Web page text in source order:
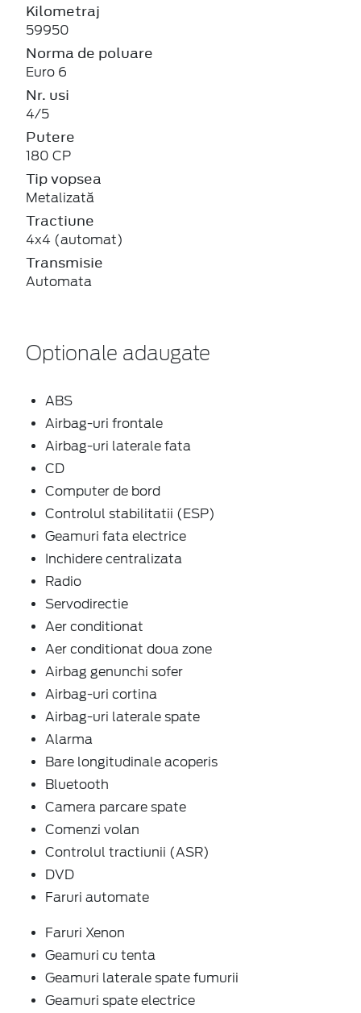
Kilometraj
59950
Norma de poluare
Euro 6
Nr. usi
4/5
Putere
180 CP
Tip vopsea
Metalizată
Tractiune
4x4 (automat)
Transmisie
Automata
Optionale adaugate
ABS
Airbag-uri frontale
Airbag-uri laterale fata
CD
Computer de bord
Controlul stabilitatii (ESP)
Geamuri fata electrice
Inchidere centralizata
Radio
Servodirectie
Aer conditionat
Aer conditionat doua zone
Airbag genunchi sofer
Airbag-uri cortina
Airbag-uri laterale spate
Alarma
Bare longitudinale acoperis
Bluetooth
Camera parcare spate
Comenzi volan
Controlul tractiunii (ASR)
DVD
Faruri automate
Faruri Xenon
Geamuri cu tenta
Geamuri laterale spate fumurii
Geamuri spate electrice